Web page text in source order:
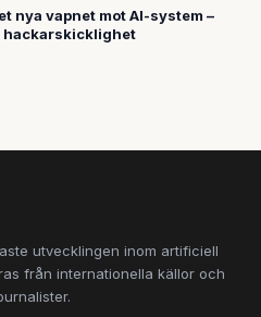
nya vapnet mot AI-system –
hackarskicklighet
utvecklingen inom artificiell
från internationella källor och